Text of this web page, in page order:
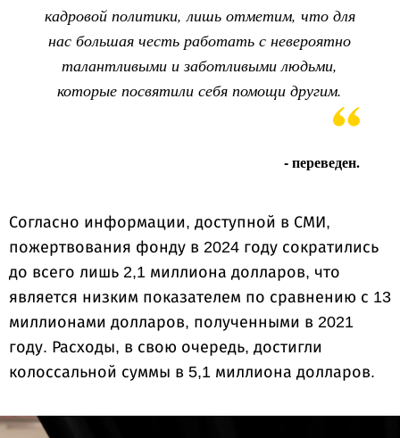
кадровой политики, лишь отметим, что для
нас большая честь работать с невероятно
талантливыми и заботливыми людьми,
которые посвятили себя помощи другим.
- переведен.
Согласно информации, доступной в СМИ,
пожертвования фонду в 2024 году сократились
до всего лишь 2,1 миллиона долларов, что
является низким показателем по сравнению с 13
миллионами долларов, полученными в 2021
году. Расходы, в свою очередь, достигли
колоссальной суммы в 5,1 миллиона долларов.